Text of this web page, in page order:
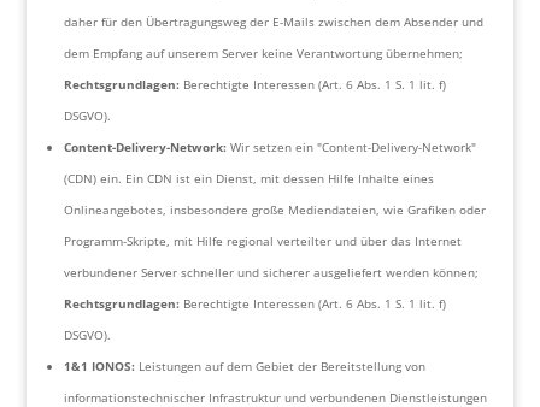
daher für den Übertragungsweg der E-Mails zwischen dem Absender und
dem Empfang auf unserem Server keine Verantwortung übernehmen;
Rechtsgrundlagen:Berechtigte Interessen (Art. 6 Abs. 1 S. 1 lit. f)
DSGVO).
Content-Delivery-Network: Wir setzen ein "Content-Delivery-Network"
(CDN) ein. Ein CDN ist ein Dienst, mit dessen Hilfe Inhalte eines
Onlineangebotes, insbesondere große Mediendateien, wie Grafiken oder
Programm-Skripte, mit Hilfe regional verteilter und über das Internet
verbundener Server schneller und sicherer ausgeliefert werden können;
Rechtsgrundlagen:Berechtigte Interessen (Art. 6 Abs. 1 S. 1 lit. f)
DSGVO).
1&1 IONOS: Leistungen auf dem Gebiet der Bereitstellung von
informationstechnischer Infrastruktur und verbundenen Dienstleistungen